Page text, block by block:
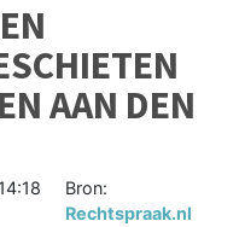
AAN DEN
Bron:
Rechtspraak.nl